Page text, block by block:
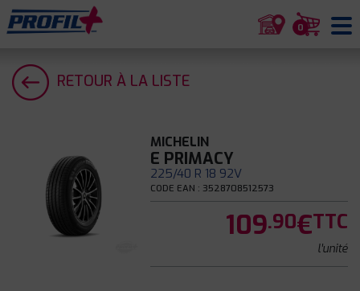
0
RETOUR À LA LISTE
MICHELIN
E PRIMACY
225/40 R 18 92V
CODE EAN : 3528708512573
109.90€TTC
l'unité